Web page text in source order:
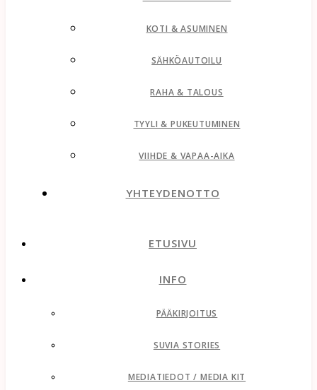
KOTI & ASUMINEN
SÄHKÖAUTOILU
RAHA & TALOUS
TYYLI & PUKEUTUMINEN
VIIHDE & VAPAA-AIKA
YHTEYDENOTTO
ETUSIVU
INFO
PÄÄKIRJOITUS
SUVIA STORIES
MEDIATIEDOT / MEDIA KIT